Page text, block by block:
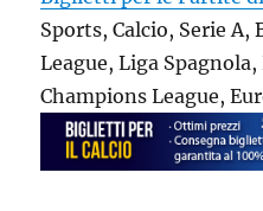
Sports, Calcio, Serie A,
League, Liga
Champions League,